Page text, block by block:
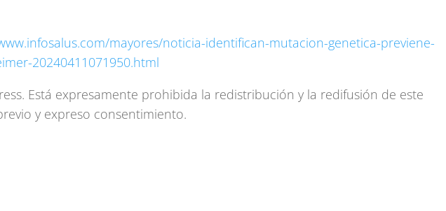
mayores/noticia-identifican-mutacion-genetica-previene-
20240411071950.html
Está expresamente prohibida la redistribución y la redifusión de este
y expreso consentimiento.